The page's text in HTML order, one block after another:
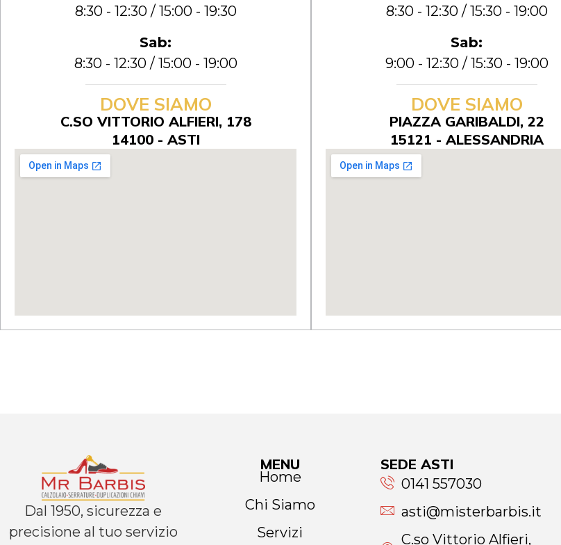
8:30 - 12:30 / 15:00 - 19:30
Sab:
8:30 - 12:30 / 15:00 - 19:00
DOVE SIAMO
C.SO VITTORIO ALFIERI, 178
14100 - ASTI
8:30 - 12:30 / 15:30 - 19:00
Sab:
9:00 - 12:30 / 15:30 - 19:00
DOVE SIAMO
PIAZZA GARIBALDI, 22
15121 - ALESSANDRIA
Dal 1950, sicurezza e
precisione al tuo servizio
MENU
Home
Chi Siamo
Servizi
SEDE ASTI
0141 557030
asti@misterbarbis.it
C.so Vittorio Alfieri,